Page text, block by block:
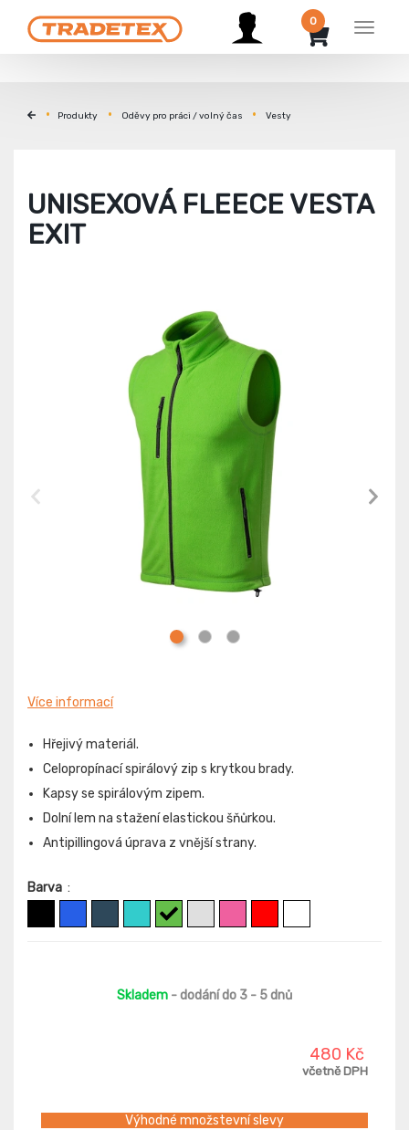
Menu
0
Produkty Oděvy pro práci / volný čas Vesty
UNISEXOVÁ FLEECE VESTA
EXIT
Více informací
Hřejivý materiál.
Celopropínací spirálový zip s krytkou brady.
Kapsy se spirálovým zipem.
Dolní lem na stažení elastickou šňůrkou.
Antipillingová úprava z vnější strany.
Barva :
Skladem - dodání do 3 - 5 dnů
480 Kč
včetně DPH
Výhodné množstevní slevy